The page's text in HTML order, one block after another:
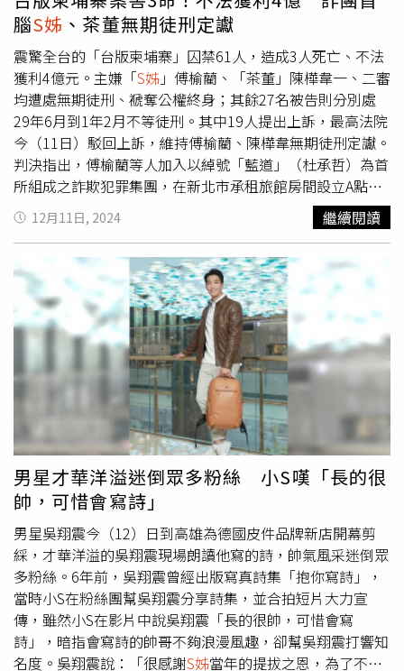
深刻體悟，「人哪，永遠不知道什麼時候會掛掉，所以我再
也不懼怕死亡這件事，完全不怕」，如今證實猝逝噩耗，更
讓網友相當不捨，目前大S傳出在日本火化，告別式等細節
都尚未公布。
腦S姊 、茶董無期徒刑定讞
震驚全台的「台版柬埔寨」囚禁61人，造成3人死亡、不法
獲利4億元。主嫌「S姊 」傅榆藺、「茶董」陳樺韋一、二審
均遭處無期徒刑、褫奪公權終身；其餘27名被告則分別處
29年6月到1年2月不等徒刑。其中19人提出上訴，最高法院
今（11日）駁回上訴，維持傅榆藺、陳樺韋無期徒刑定讞。
判決指出，傅榆藺等人加入以綽號「藍道」（杜承哲）為首
所組成之詐欺犯罪集團，在新北市承租旅館房間設立A點據
點，接應人頭帳戶提供者（俗稱車主），偕同車主完成網路
銀行綁定轉帳帳戶及查驗車主提供之金融帳戶可否使用後，
假借領取報酬等由誘騙車主搭乘指派之白牌計程車至B點據
點（包括桃園及淡水據點），由負責管理現場之成員（俗稱
控員）及幹部分持電擊棒、鋁棒、甩棍等兇器令車主配合，
另以毛巾塞口、勒住頸部、上手銬、腳鐐或使用束帶捆綁四
肢等方式剝奪車主行動自由，並搜身強取車主之身分證件、
金融卡、手機及現金等財物後，將車主拘禁在房間內控管
（俗稱強控）。另為便於看管，欺瞞不知情之車主食用摻入
第三級毒品氟硝西泮（FM2）之泡麵，使車主陷入昏睡狀
態，無力反抗或逃脫。而於車主遭拘禁期間，將車主提供之
金融帳戶資料交予境外詐騙機房作為詐欺款項之收款帳戶，
再提領、轉匯至第二層帳戶或其他虛擬貨幣帳戶，製造金流
斷點，總計詐得新台幣3億9,342萬5,424元。黃女、黃男、
林男依序自111年9月26日、同年10月7日、同年10月13日
起遭上銬拘禁在桃園據點強控房內，其中黃男屢遭毆打、電
擊、凌虐，而強控房內架有多台監視器監控，房外有多名控
員及幹部嚴密看管，無法循正常通道離開或對外呼救，浴室
窗戶係唯一逃離出口。黃男不堪長期遭拘禁、毆打、電擊、
凌虐，在身心受創、極度恐懼下，於同年10月18日冒險攀
爬浴室窗戶逃生而自高樓摔落。現場控員發現黃男墜樓後，
為免據點遭人發現，僅在群組內通報，未將其送醫，終致被
12月11日, 2024 繼續閱讀
男星才華洋溢迷倒眾多粉絲 小S嘆「長的很
帥，可惜會寫詩」
男星吳翔震今（12）日到高雄為德國皮件品牌新店開幕剪
綵，才華洋溢的吳翔震現場朗讀他寫的詩，帥氣風采迷倒眾
多粉絲。6年前，吳翔震曾經出版寫真詩集「抱你寫詩」，
當時小S在粉絲團幫吳翔震分享詩集，並合拍短片大力宣
傳，雖然小S在影片中說吳翔震「長的很帥，可惜會寫
詩」，暗指會寫詩的帥哥不夠浪漫風趣，卻幫吳翔震打響知
名度。吳翔震說：「很感謝S姊當年的提拔之恩，為了不讓